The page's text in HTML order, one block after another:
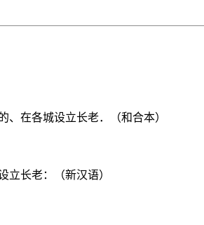
在各城设立长老．（和合本）
立长老：（新汉语）